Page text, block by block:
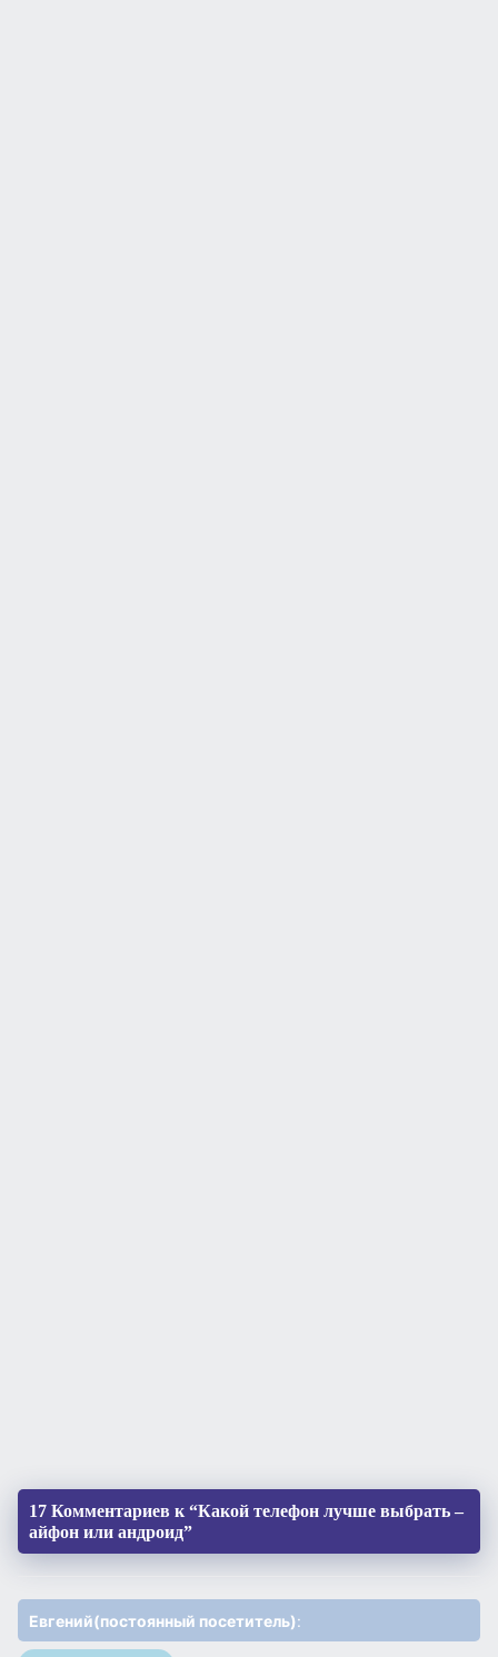
17 Комментариев к “Какой телефон лучше выбрать –
айфон или андроид”
Евгений(постоянный посетитель):